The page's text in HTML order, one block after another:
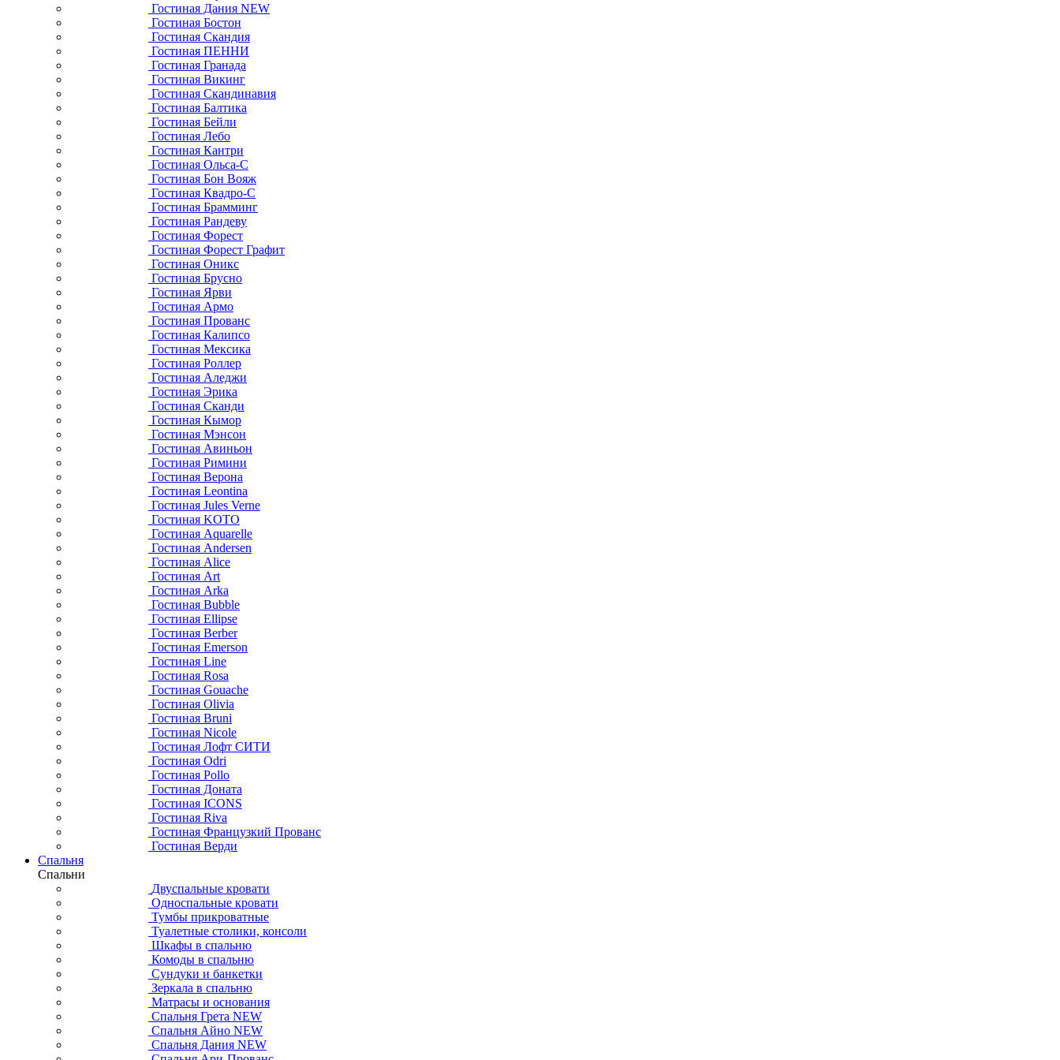
Гостиная Дания NEW
Гостиная Бостон
Гостиная Скандия
Гостиная ПЕННИ
Гостиная Гранада
Гостиная Викинг
Гостиная Скандинавия
Гостиная Балтика
Гостиная Бейли
Гостиная Лебо
Гостиная Кантри
Гостиная Ольса-С
Гостиная Бон Вояж
Гостиная Квадро-С
Гостиная Брамминг
Гостиная Рандеву
Гостиная Форест
Гостиная Форест Графит
Гостиная Оникс
Гостиная Брусно
Гостиная Ярви
Гостиная Армо
Гостиная Прованс
Гостиная Калипсо
Гостиная Мексика
Гостиная Роллер
Гостиная Аледжи
Гостиная Эрика
Гостиная Сканди
Гостиная Кымор
Гостиная Мэнсон
Гостиная Авиньон
Гостиная Римини
Гостиная Верона
Гостиная Leontina
Гостиная Jules Verne
Гостиная KOTO
Гостиная Aquarelle
Гостиная Andersen
Гостиная Alice
Гостиная Art
Гостиная Arka
Гостиная Bubble
Гостиная Ellipse
Гостиная Berber
Гостиная Emerson
Гостиная Line
Гостиная Rosa
Гостиная Gouache
Гостиная Olivia
Гостиная Bruni
Гостиная Nicole
Гостиная Лофт СИТИ
Гостиная Odri
Гостиная Pollo
Гостиная Доната
Гостиная ICONS
Гостиная Riva
Гостиная Французкий Прованс
Гостиная Верди
Спальня
Спальни
Двуспальные кровати
Односпальные кровати
Тумбы прикроватные
Туалетные столики, консоли
Шкафы в спальню
Комоды в спальню
Сундуки и банкетки
Зеркала в спальню
Матрасы и основания
Спальня Грета NEW
Спальня Айно NEW
Спальня Дания NEW